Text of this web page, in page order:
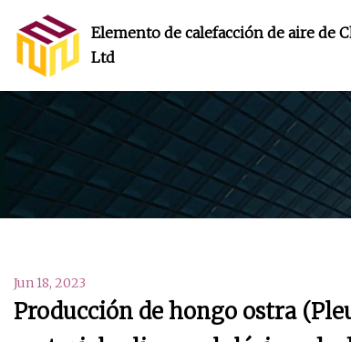
Elemento de calefacción de aire de
Ltd
Jun 18, 2023
Producción de hongo ostra